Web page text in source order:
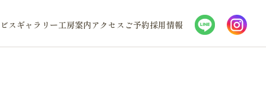
スギャラリー工房案内アクセス ご予約採用情報